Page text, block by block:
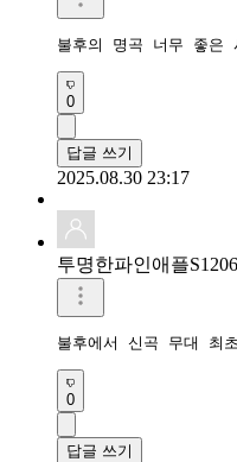
불후의 명곡 너무 좋은
0
답글 쓰기
2025.08.30 23:17
투명한파인애플
불후에서 신곡 무대 최
0
답글 쓰기